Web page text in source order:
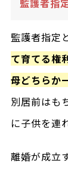
監護者指
監護者指定
て育てる権
母どちらか
別居前はも
に子供を連
離婚が成立